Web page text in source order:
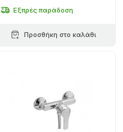
Εξπρές παράδοση
Προσθήκη στο καλάθι